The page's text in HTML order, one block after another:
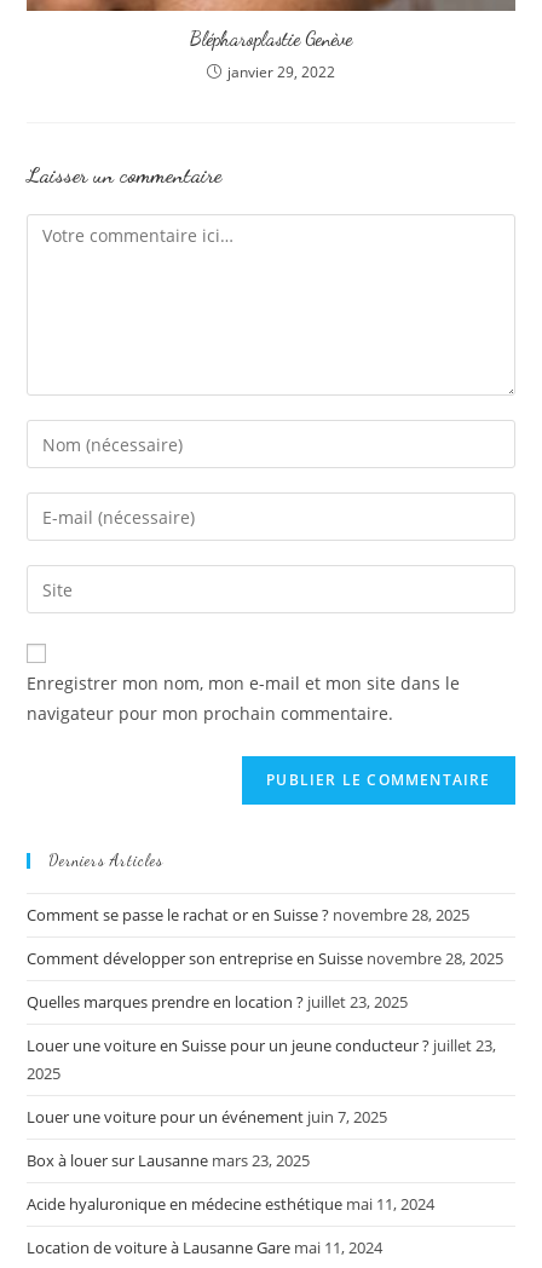
Blépharoplastie Genève
janvier 29, 2022
Laisser un commentaire
Comment
Enter
your
name
comment
Enter
your
email
address
comment
Saisir
l’URL
de
votre
(facultatif)
Enregistrer mon nom, mon e-mail et mon site dans le
navigateur pour mon prochain commentaire.
Derniers Articles
Comment se passe le rachat or en Suisse ? novembre 28, 2025
Comment développer son entreprise en Suisse novembre 28, 2025
Quelles marques prendre en location ? juillet 23, 2025
Louer une voiture en Suisse pour un jeune conducteur ? juillet 23,
2025
Louer une voiture pour un événement juin 7, 2025
Box à louer sur Lausanne mars 23, 2025
Acide hyaluronique en médecine esthétique mai 11, 2024
Location de voiture à Lausanne Gare mai 11, 2024